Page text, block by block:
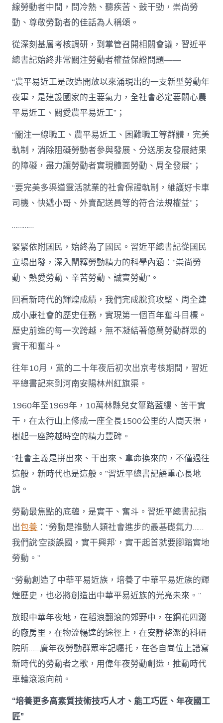
線勞動者中間，問冷熱、聽疾苦、鼓干勁，崇尚勞
動、尊敬勞動者的佳話為人稱頌。
從深刻基層考核調研，到掌管召開相關會議，習近平
總書記始終非常關注勞動者權益保證問題——
“農平易近工是改造開放以來涌現出的一支新型勞動年
夜軍，是建設國家的主要氣力，全社會必定要關心農
平易近工、關愛農平易近工”；
“關注一線職工、農平易近工、困難職工等群體，完美
軌制，消除阻礙勞動者參與發展、分送朋友發展結果
的障礙，盡力讓勞動者實現體面勞動、周全發展”；
“要完美多渠道靈活就業的社會保證軌制，維護好卡車
司機、快遞小哥、外賣配送員等的符合法規權益”；
…………
緊緊依附國民，始終為了國民。習近平總書記從國民
立場出發，深入闡釋勞動精力的科學內涵：“崇尚勞
動、熱愛勞動、辛苦勞動、誠實勞動”。
回看新時代的輝煌成績，我們完成脫貧攻堅、周全建
成小康社會的歷史任務，實現第一個百年奮斗目標。
歷史前進的每一次跨越，無不凝結著億萬勞動群眾的
實干和奮斗。
往年10月，黨的二十年夜后初次出京考核期間，習近
平總書記來到河南安陽林州紅旗渠。
1960年至1969年，10萬林縣兒女篳路藍縷、苦干實
干，在太行山上修成一座全長1500公里的人間天渠，
樹起一座跨越時空的精力豐碑。
“社會主義是拼出來、干出來、拿命換來的，不僅過往
這般，新時代也是這般。”習近平總書記語重心長地
說。
勞動最焦點的底蘊，是實干、奮斗。習近平總書記指
出包養 ：“勞動是推動人類社會進步的最基礎氣力……
我們說‘空談誤國，實干興邦’，實干起首就要腳踏實地
勞動。”
“勞動創造了中華平易近族，培養了中華平易近族的輝
煌歷史，也必將創造出中華平易近族的光亮未來。”
放眼中華年夜地，在稻浪翻滾的郊野中，在鋼花四濺
的廠房里，在物流暢達的途徑上，在安靜整潔的科研
院所……廣年夜勞動群眾牢記囑托，在各自崗位上譜寫
新時代的勞動者之歌，用偉年夜勞動創造，推動時代
車輪滾滾向前。
“培養更多高素質技術技巧人才、能工巧匠、年夜國工
匠”